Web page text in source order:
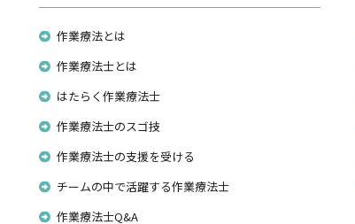
作業療法とは
作業療法士とは
はたらく作業療法士
作業療法士のスゴ技
作業療法士の支援を受ける
チームの中で活躍する作業療法士
作業療法士Q&A